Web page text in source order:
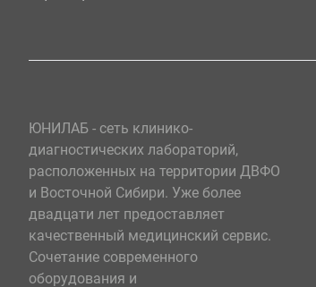
ЮНИЛАБ - сеть клинико-
диагностических лабораторий,
расположенных на территории ДВФО
и Восточной Сибири. Уже более
двадцати лет предоставляет
качественный медицинский сервис.
Сочетание современного
оборудования и